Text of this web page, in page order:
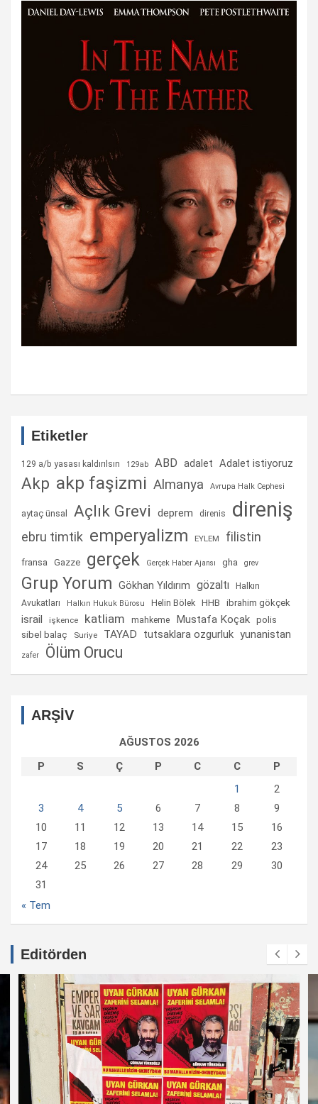
Etiketler
129 a/b yasası kaldırılsın 129ab ABD adalet Adalet istiyoruz
Akp akp faşizmi Almanya Avrupa Halk Cephesi
aytaç ünsal Açlık Grevi deprem direnis direniş
ebru timtik emperyalizm EYLEM filistin
fransa Gazze gerçek Gerçek Haber Ajansı gha grev
Grup Yorum Gökhan Yıldırım gözaltı
Halkın
Avukatları
Halkın Hukuk Bürosu Helin Bölek HHB ibrahim gökçek
israil işkence katliam mahkeme Mustafa Koçak polis
sibel balaç Suriye TAYAD tutsaklara ozgurluk yunanistan
zafer Ölüm Orucu
ARŞİV
AĞUSTOS 2026
P
S Ç P C C
P
1
2
3
4 5 6 7 8
9
10
11 12 13 14 15
16
17
18 19 20 21 22
23
24
25 26 27 28 29
30
31
« Tem
Editörden